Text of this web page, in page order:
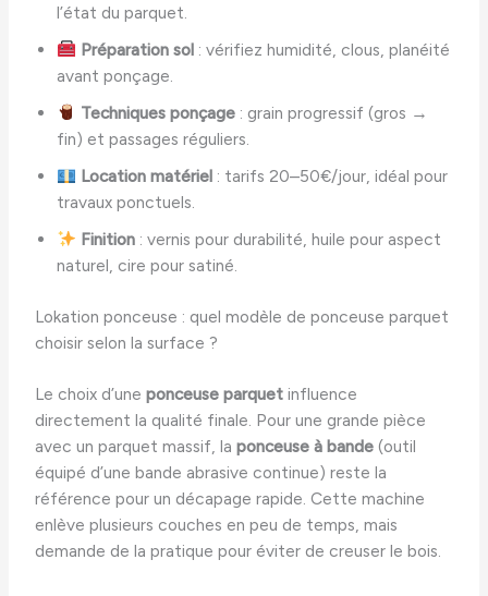
l’état du parquet.
Préparation sol : vérifiez humidité, clous, planéité
avant ponçage.
Techniques ponçage : grain progressif (gros →
fin) et passages réguliers.
Location matériel : tarifs 20–50€/jour, idéal pour
travaux ponctuels.
Finition : vernis pour durabilité, huile pour aspect
naturel, cire pour satiné.
Lokation ponceuse : quel modèle de ponceuse parquet
choisir selon la surface ?
Le choix d’uneponceuse parquet influence
directement la qualité finale. Pour une grande pièce
avec un parquet massif, laponceuse à bande (outil
équipé d’une bande abrasive continue) reste la
référence pour un décapage rapide. Cette machine
enlève plusieurs couches en peu de temps, mais
demande de la pratique pour éviter de creuser le bois.